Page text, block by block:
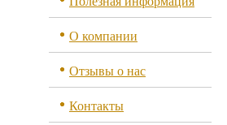
О компании
Отзывы о нас
Контакты